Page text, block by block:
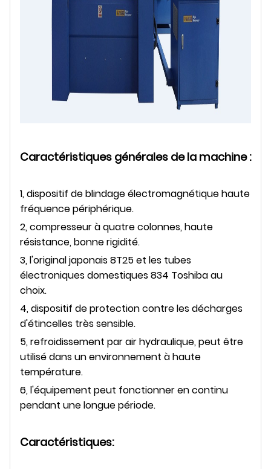
Caractéristiques générales de la machine :
1, dispositif de blindage électromagnétique haute
fréquence périphérique.
2, compresseur à quatre colonnes, haute
résistance, bonne rigidité.
3, l'original japonais 8T25 et les tubes
électroniques domestiques 834 Toshiba au
choix.
4, dispositif de protection contre les décharges
d'étincelles très sensible.
5, refroidissement par air hydraulique, peut être
utilisé dans un environnement à haute
température.
6, l'équipement peut fonctionner en continu
pendant une longue période.
Caractéristiques: